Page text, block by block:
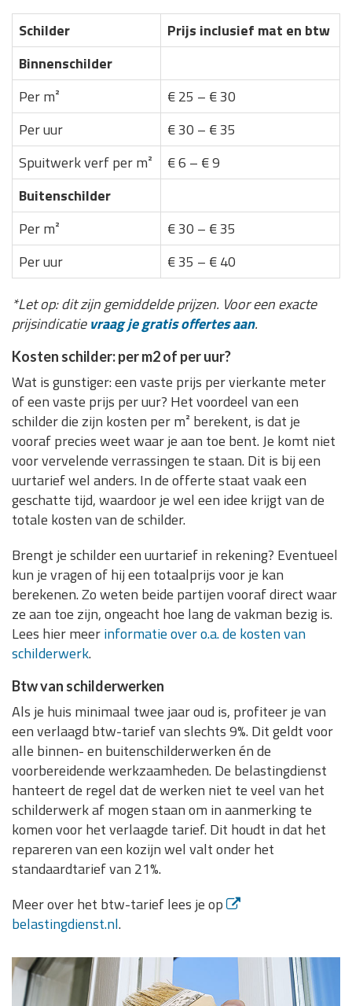
Schilder
Prijs inclusief mat en btw
Binnenschilder
Per m²
€ 25 – € 30
Per uur
€ 30 – € 35
Spuitwerk verf per m²
€ 6 – € 9
Buitenschilder
Per m²
€ 30 – € 35
Per uur
€ 35 – € 40
*Let op: dit zijn gemiddelde prijzen. Voor een exacte
prijsindicatievraag je gratis offertes aan.
Kosten schilder: per m2 of per uur?
Wat is gunstiger: een vaste prijs per vierkante meter
of een vaste prijs per uur? Het voordeel van een
schilder die zijn kosten per m² berekent, is dat je
vooraf precies weet waar je aan toe bent. Je komt niet
voor vervelende verrassingen te staan. Dit is bij een
uurtarief wel anders. In de offerte staat vaak een
geschatte tijd, waardoor je wel een idee krijgt van de
totale kosten van de schilder.
Brengt je schilder een uurtarief in rekening? Eventueel
kun je vragen of hij een totaalprijs voor je kan
berekenen. Zo weten beide partijen vooraf direct waar
ze aan toe zijn, ongeacht hoe lang de vakman bezig is.
Lees hier meerinformatie over o.a. de kosten van
schilderwerk.
Btw van schilderwerken
Als je huis minimaal twee jaar oud is, profiteer je van
een verlaagd btw-tarief van slechts 9%. Dit geldt voor
alle binnen- en buitenschilderwerken én de
voorbereidende werkzaamheden. De belastingdienst
hanteert de regel dat de werken niet te veel van het
schilderwerk af mogen staan om in aanmerking te
komen voor het verlaagde tarief. Dit houdt in dat het
repareren van een kozijn wel valt onder het
standaardtarief van 21%.
Meer over het btw-tarief lees je op
belastingdienst.nl.